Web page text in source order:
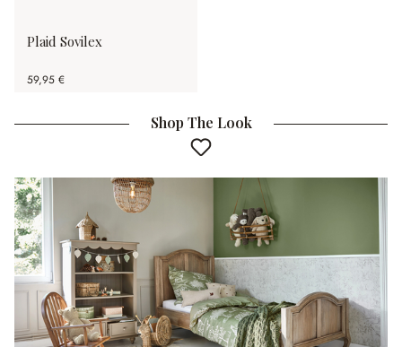
Plaid Sovilex
59,95 €
Shop The Look